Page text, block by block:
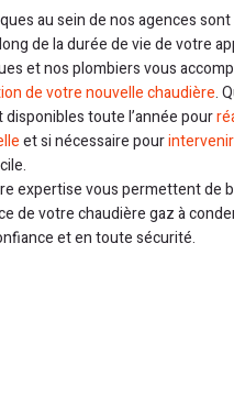
au sein de nos agences
de la durée de vie de votre
et nos plombiers vous
de votre nouvelle chaudière.
toute l’année pour
et si nécessaire pour
expertise vous permettent de
de votre chaudière gaz à
et en toute sécurité.